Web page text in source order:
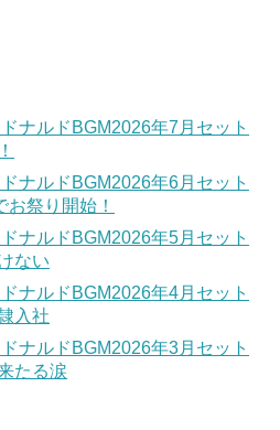
ナルドBGM2026年7月セット
ナルドBGM2026年6月セット
祭り開始！
ナルドBGM2026年5月セット
ない
ナルドBGM2026年4月セット
入社
ナルドBGM2026年3月セット
たる涙